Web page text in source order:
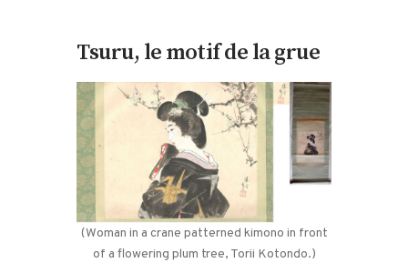
Tsuru, le motif de la grue
(Woman in a crane patterned kimono in front
of a flowering plum tree, Torii Kotondo.)